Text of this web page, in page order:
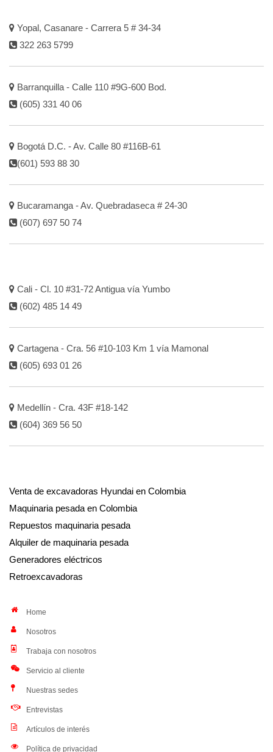
Yopal, Casanare - Carrera 5 # 34-34
322 263 5799
Barranquilla - Calle 110 #9G-600 Bod.
(605) 331 40 06
Bogotá D.C. - Av. Calle 80 #116B-61
(601) 593 88 30
Bucaramanga - Av. Quebradaseca # 24-30
(607) 697 50 74
Cali - Cl. 10 #31-72 Antigua vía Yumbo
(602) 485 14 49
Cartagena - Cra. 56 #10-103 Km 1 vía Mamonal
(605) 693 01 26
Medellín - Cra. 43F #18-142
(604) 369 56 50
Venta de excavadoras Hyundai en Colombia
Maquinaria pesada en Colombia
Repuestos maquinaria pesada
Alquiler de maquinaria pesada
Generadores eléctricos
Retroexcavadoras
Home
Nosotros
Trabaja con nosotros
Servicio al cliente
Nuestras sedes
Entrevistas
Artículos de interés
Política de privacidad